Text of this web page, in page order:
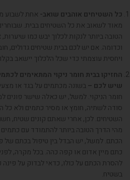
כל השטיחים אוהבים שואב- אחת לשבוע
מאוד לשאוב את כל השטיחים בבית.
הטובה ביותר לנקות לכלוך יבש כמו שיערות,
וכדומה. אם יש לכם בבית שטיחים גדולים,
ויחסית עוצמתי כדי שכל הלכלוך יישאב
החזיקו בבית חומר ניקוי המתאימים
שיש לכם –בשונה מכתמים על בגד או
חומר הניקוי.למשל, יש כאלה שישר פונים
סודה לשתיה, חומץ או מסיר כתמים ולא כל
השטיחים.לכן, אחרי שאתם קונים שטיח,
מהי הדרך הטובה ביותר להתמודד עם כתמים
הכתם.למשל, יש הבדל בין טיפול בכתם של
כתם מיין אדום או קפה כהה.בכל מקרה,
להסרת הכתם על כולו, כדאי לבדוק על
בשטיח.